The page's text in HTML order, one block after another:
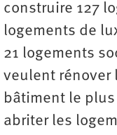
construire 127
logements de
21 logements
veulent rénover
bâtiment le
abriter les